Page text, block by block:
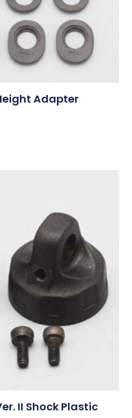
Adapter
II Shock Plastic